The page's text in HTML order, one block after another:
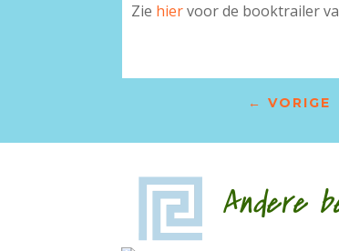
Zie hiervoor de booktrailer
← VORIGE
Andere